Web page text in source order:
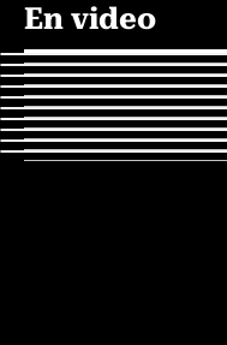
En video